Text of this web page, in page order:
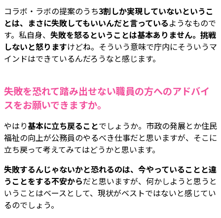
コラボ・ラボの提案のうち3割しか実現していないというこ
とは、まさに失敗してもいいんだと言っているようなもので
す。私自身、 失敗を怒るということは基本ありません。挑戦
しないと怒りますけどね。そういう意味で庁内にそういうマ
インドはできているんだろうなと感じます。
――失敗を恐れて踏み出せない職員の方へのアドバイ
スをお願いできますか。
やはり基本に立ち戻ることでしょうか。市政の発展とか住民
福祉の向上が公務員のやるべき仕事だと思いますが、そこに
立ち戻って考えてみてはどうかと思います。
失敗するんじゃないかと恐れるのは、今やっていることと違
うことをする不安からだと思いますが、何かしようと思うと
いうことはベースとして、現状がベストではないと感じてい
るのでしょう。